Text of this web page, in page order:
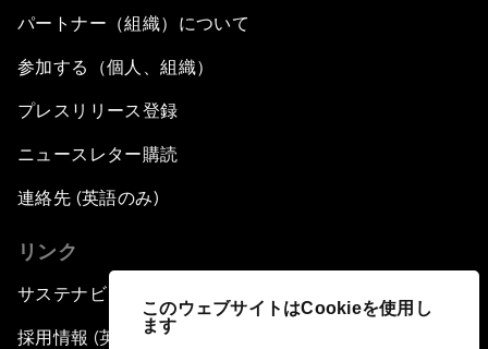
このウェブサイトはCookieを使用し
ます
パートナー（組織）について
参加する（個人、組織）
プレスリリース登録
ニュースレター購読
連絡先 (英語のみ)
リンク
サステナビリティへの取り組み
採用情報 (英語のみ)